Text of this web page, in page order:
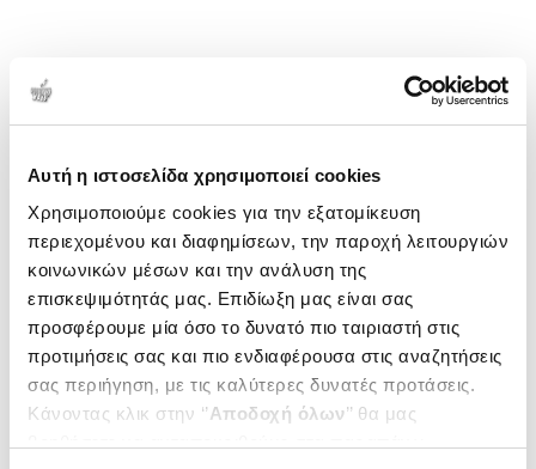
Αυτή η ιστοσελίδα χρησιμοποιεί cookies
Χρησιμοποιούμε cookies για την εξατομίκευση
περιεχομένου και διαφημίσεων, την παροχή λειτουργιών
κοινωνικών μέσων και την ανάλυση της
επισκεψιμότητάς μας. Επιδίωξη μας είναι σας
προσφέρουμε μία όσο το δυνατό πιο ταιριαστή στις
προτιμήσεις σας και πιο ενδιαφέρουσα στις αναζητήσεις
σας περιήγηση, με τις καλύτερες δυνατές προτάσεις.
Κάνοντας κλικ στην ‘’Αποδοχή όλων’’ θα μας